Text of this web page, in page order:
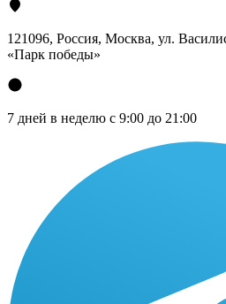
121096, Россия, Москва, ул.
«Парк победы»
7 дней в неделю с 9:00 до 21:00